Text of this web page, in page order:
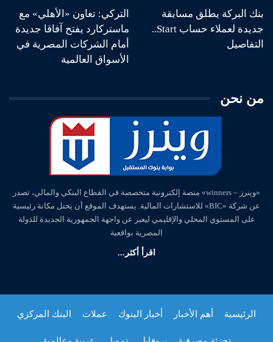
بنك البركة يطلق مسابقة
جديدة لعملاء حساب Start..
التفاصيل
التركي: تعاون «الأهلي» مع
ماستركارد يفتح آفاقا جديدة
أمام الشركات المصرية في
الأسواق العالمية
من نحن
«وينرز – winners» منصة إلكترونية متخصصة في القطاع البنكي والمالي، تصدر
عن شركة «BIC» للاستشارات المالية. يستهدف الموقع أن يحتل مكانة رئيسية
على المستوي المحلي والإقليمي ليعبر عن واجهة الجمهورية الجديدة للدولة
المصرية بواقعية
اقرأ أكثر...
الرئيسية أهم الأخبار أخبار البنوك عملات البنك المركزي